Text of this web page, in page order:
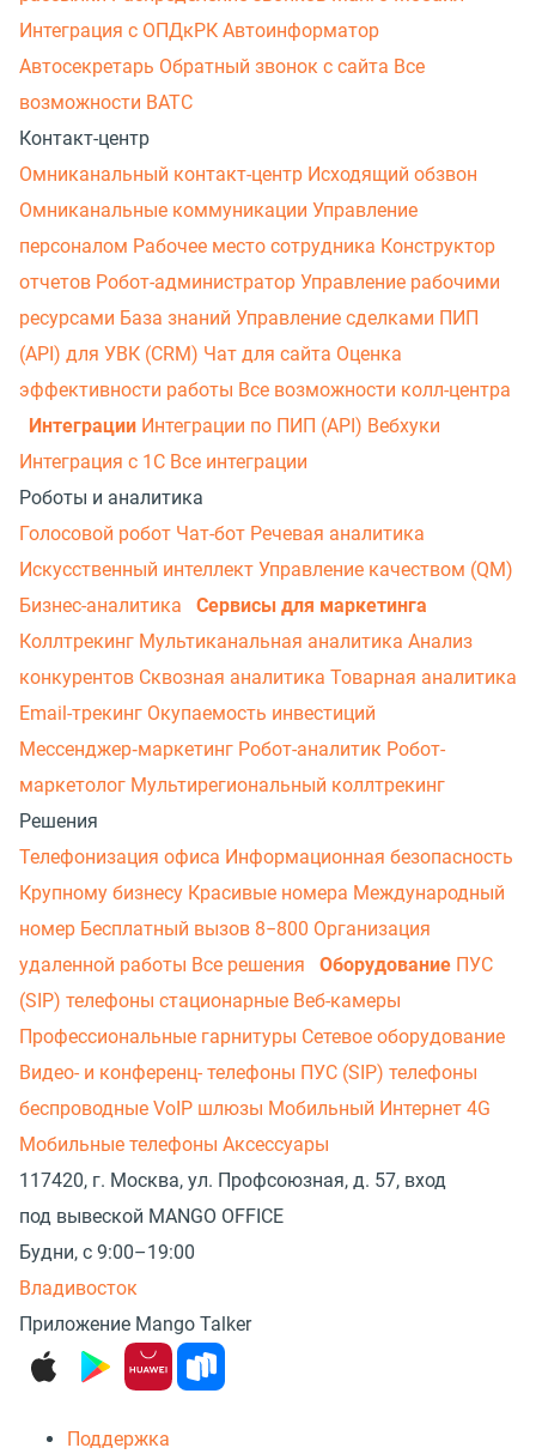
Интеграция с ОПДкРК Автоинформатор
Автосекретарь Обратный звонок с сайта Все
возможности ВАТС
Контакт-центр
Омниканальный контакт-центр Исходящий обзвон
Омниканальные коммуникации Управление
персоналом Рабочее место сотрудника Конструктор
отчетов Робот-администратор Управление рабочими
ресурсами База знаний Управление сделками ПИП
(API) для УВК (CRM) Чат для сайта Оценка
эффективности работы Все возможности колл-центра
Интеграции Интеграции по ПИП (API) Вебхуки
Интеграция с 1С Все интеграции
Роботы и аналитика
Голосовой робот Чат-бот Речевая аналитика
Искусственный интеллект Управление качеством (QM)
Бизнес-аналитика
Сервисы для маркетинга
Коллтрекинг Мультиканальная аналитика Анализ
конкурентов Сквозная аналитика Товарная аналитика
Email-трекинг Окупаемость инвестиций
Мессенджер‑маркетинг Робот-аналитик Робот-
маркетолог Мультирегиональный коллтрекинг
Решения
Телефонизация офиса Информационная безопасность
Крупному бизнесу Красивые номера Международный
номер Бесплатный вызов 8−800 Организация
удаленной работы Все решения Оборудование ПУС
(SIP) телефоны стационарные Веб-камеры
Профессиональные гарнитуры Сетевое оборудование
Видео- и конференц- телефоны ПУС (SIP) телефоны
беспроводные VoIP шлюзы Мобильный Интернет 4G
Мобильные телефоны Аксессуары
117420, г. Москва, ул. Профсоюзная, д. 57, вход
под вывеской MANGO OFFICE
Будни, с 9:00–19:00
Владивосток
Приложение Mango Talker
Поддержка